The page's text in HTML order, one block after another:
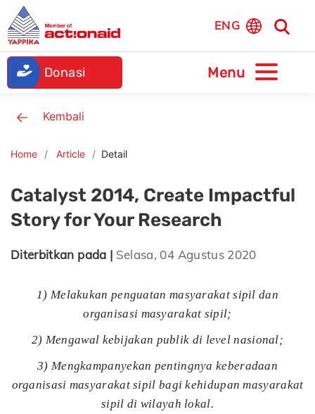
ENG
Donasi
Kembali
Home Article Detail
Catalyst 2014, Create Impactful
Story for Your Research
Diterbitkan pada | Selasa, 04 Agustus 2020
1) Melakukan penguatan masyarakat sipil dan
organisasi masyarakat sipil;
2) Mengawal kebijakan publik di level nasional;
3) Mengkampanyekan pentingnya keberadaan
organisasi masyarakat sipil bagi kehidupan masyarakat
sipil di wilayah lokal.